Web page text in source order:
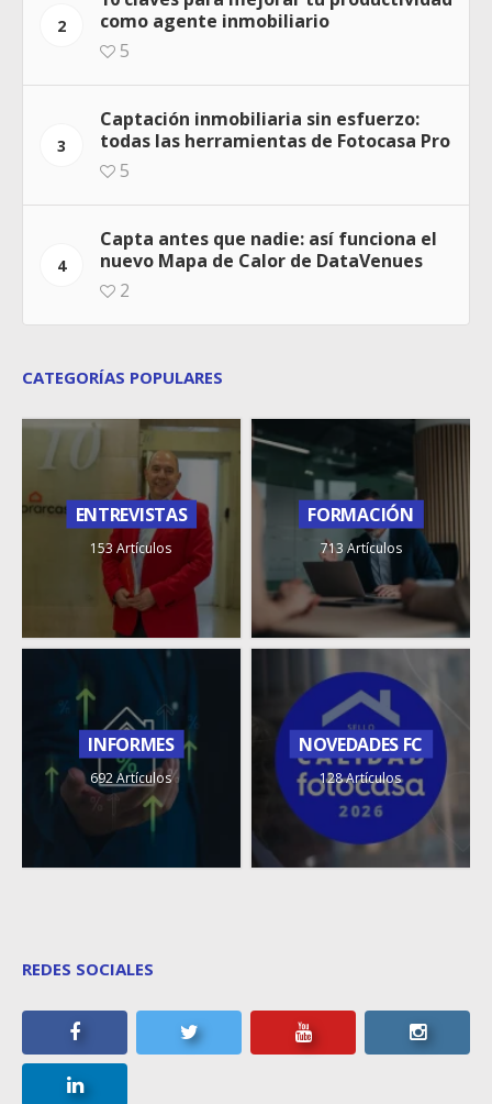
2
como agente inmobiliario
5
3
Captación inmobiliaria sin esfuerzo:
todas las herramientas de Fotocasa Pro
5
4
Capta antes que nadie: así funciona el
nuevo Mapa de Calor de DataVenues
2
CATEGORÍAS POPULARES
ENTREVISTAS
153 Artículos
FORMACIÓN
713 Artículos
INFORMES
692 Artículos
NOVEDADES FC
128 Artículos
REDES SOCIALES